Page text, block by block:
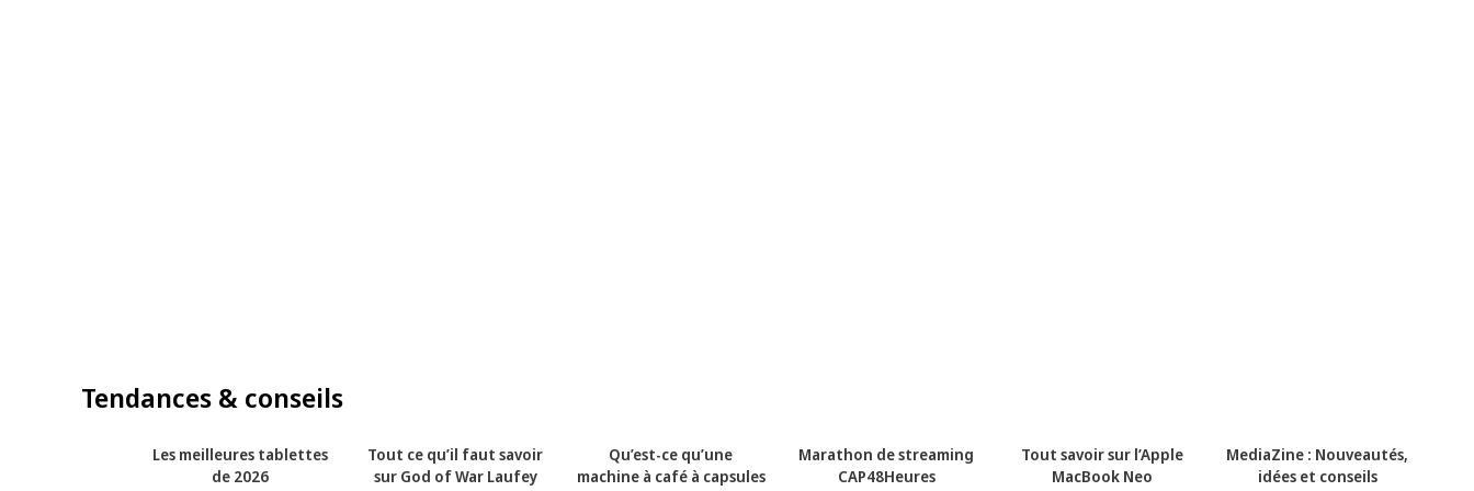
Tendances & conseils
Les meilleures tablettes
de 2026
Tout ce qu’il faut savoir
sur God of War Laufey
Qu’est-ce qu’une
machine à café à capsules
Marathon de streaming
CAP48Heures
Tout savoir sur l’Apple
MacBook Neo
MediaZine : Nouveautés,
idées et conseils